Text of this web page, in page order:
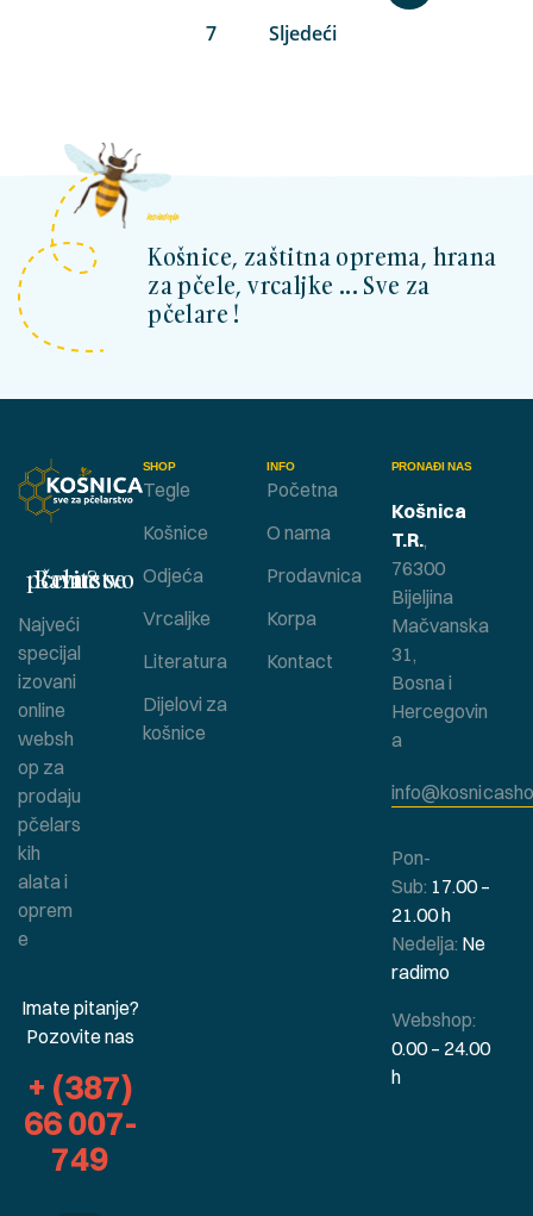
7
Sljedeći
kosnicashop.ba
Košnice, zaštitna oprema, hrana
za pčele, vrcaljke ... Sve za
pčelare !
SHOP
Tegle
Košnice
Odjeća
Vrcaljke
Literatura
Dijelovi za
košnice
INFO
Početna
O nama
Prodavnica
Korpa
Kontact
Bavite se pčelarstvom ?
Najveći
specijal
izovani
online
websh
op za
prodaju
pčelars
kih
alata i
oprem
e
Imate pitanje?
Pozovite nas
+ (387)
66 007-
749
PRONAĐI NAS
Košnica
T.R.,
76300
Bijeljina
Mačvanska
31,
Bosna i
Hercegovin
a
Pon-
Sub: 17.00 –
21.00 h
Nedelja: Ne
radimo
Webshop:
0.00 – 24.00
h